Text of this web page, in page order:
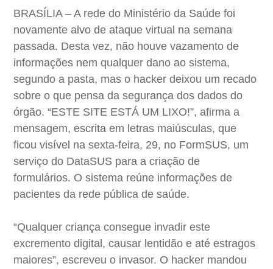
BRASÍLIA – A rede do Ministério da Saúde foi
novamente alvo de ataque virtual na semana
passada. Desta vez, não houve vazamento de
informações nem qualquer dano ao sistema,
segundo a pasta, mas o hacker deixou um recado
sobre o que pensa da segurança dos dados do
órgão. “ESTE SITE ESTÁ UM LIXO!”, afirma a
mensagem, escrita em letras maiúsculas, que
ficou visível na sexta-feira, 29, no FormSUS, um
serviço do DataSUS para a criação de
formulários. O sistema reúne informações de
pacientes da rede pública de saúde.
“Qualquer criança consegue invadir este
excremento digital, causar lentidão e até estragos
maiores”, escreveu o invasor. O hacker mandou